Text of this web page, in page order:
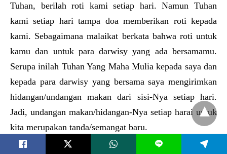
Tuhan, berilah roti kami setiap hari. Namun Tuhan
kami setiap hari tampa doa memberikan roti kepada
kami. Sebagaimana malaikat berkata bahwa roti untuk
kamu dan untuk para darwisy yang ada bersamamu.
Serupa inilah Tuhan Yang Maha Mulia kepada saya dan
kepada para darwisy yang bersama saya mengirimkan
hidangan/undangan makan dari sisi-Nya setiap hari.
Jadi, undangan makan/hidangan-Nya setiap harai untuk
kita merupakan tanda/semangat baru.
L